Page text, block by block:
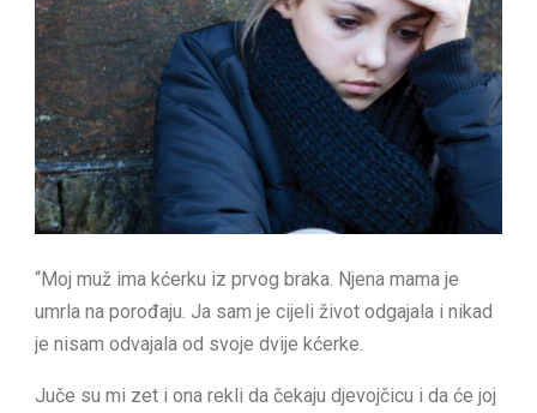
“Moj muž ima kćerku iz prvog braka. Njena mama je
umrla na porođaju. Ja sam je cijeli život odgajala i nikad
je nisam odvajala od svoje dvije kćerke.
Juče su mi zet i ona rekli da čekaju djevojčicu i da će joj